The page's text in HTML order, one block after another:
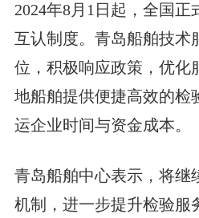
2024年8月1日起，全国
互认制度。青岛船舶技术
位，积极响应政策，优化
地船舶提供便捷高效的检
运企业时间与资金成本。
青岛船舶中心表示，将继
机制，进一步提升检验服